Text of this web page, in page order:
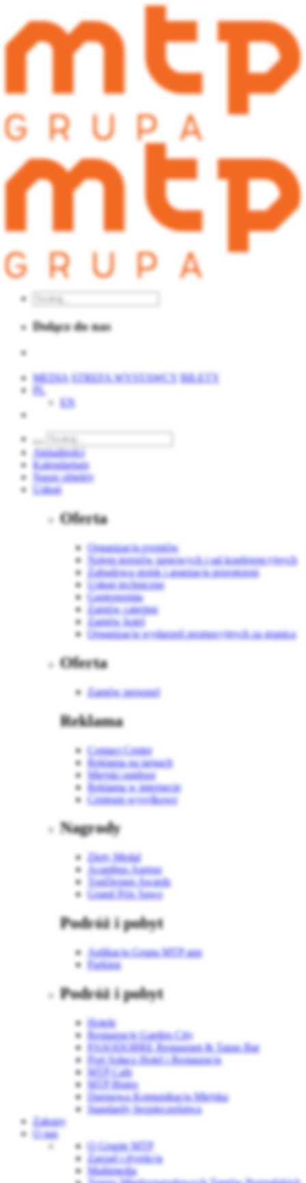
Dołącz do nas
MEDIA STREFA WYSTAWCY BILETY
PL
EN
Aktualności
Kalendarium
Nasze obiekty
Usługi
Oferta
Organizacja eventów
Najem terenów targowych i sal konferencyjnych
Zabudowa stoisk i aranżacja przestrzeni
Usługi techniczne
Gastronomia
Zamów catering
Zamów hotel
Organizacja wydarzeń promocyjnych za granicą
Oferta
Zamów personel
Reklama
Contact Center
Reklama na targach
Miejski outdoor
Reklama w internecie
Centrum wysyłkowe
Nagrody
Złoty Medal
Acanthus Aureus
TopDesign Awards
Grand Prix Sawo
Podróż i pobyt
Aplikacja Grupa MTP app
Parking
Podróż i pobyt
Hotele
Restauracje Garden City
PASODOBRE Restaurant & Tapas Bar
Port Sołacz Hotel i Restauracja
MTP Cafe
MTP Bistro
Darmowa Komunikacja Miejska
Standardy bezpieczeństwa
Zakupy
O nas
O Grupie MTP
Zarząd i dyrekcja
Multimedia